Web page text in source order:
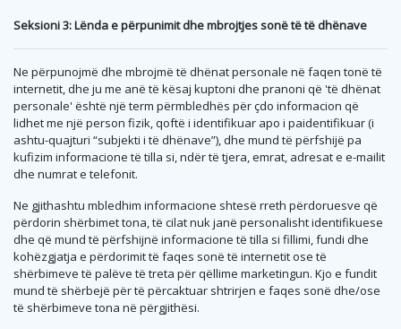
Seksioni 3: Lënda e përpunimit dhe mbrojtjes sonë të të dhënave
Ne përpunojmë dhe mbrojmë të dhënat personale në faqen tonë të
internetit, dhe ju me anë të kësaj kuptoni dhe pranoni që 'të dhënat
personale' është një term përmbledhës për çdo informacion që
lidhet me një person fizik, qoftë i identifikuar apo i paidentifikuar (i
ashtu-quajturi “subjekti i të dhënave”), dhe mund të përfshijë pa
kufizim informacione të tilla si, ndër të tjera, emrat, adresat e e-mailit
dhe numrat e telefonit.
Ne gjithashtu mbledhim informacione shtesë rreth përdoruesve që
përdorin shërbimet tona, të cilat nuk janë personalisht identifikuese
dhe që mund të përfshijnë informacione të tilla si fillimi, fundi dhe
kohëzgjatja e përdorimit të faqes sonë të internetit ose të
shërbimeve të palëve të treta për qëllime marketingun. Kjo e fundit
mund të shërbejë për të përcaktuar shtrirjen e faqes sonë dhe/ose
të shërbimeve tona në përgjithësi.